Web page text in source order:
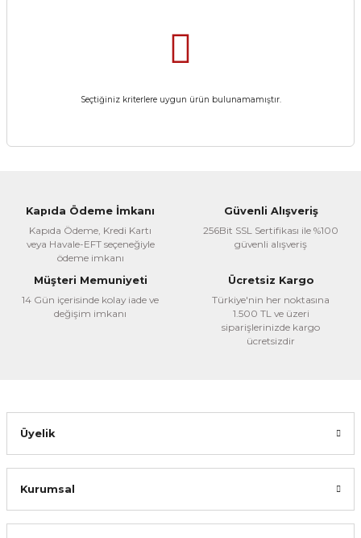
Seçtiğiniz kriterlere uygun ürün bulunamamıştır.
Kapıda Ödeme İmkanı
Kapıda Ödeme, Kredi Kartı
veya Havale-EFT seçeneğiyle
ödeme imkanı
Güvenli Alışveriş
256Bit SSL Sertifikası ile %100
güvenli alışveriş
Müşteri Memuniyeti
14 Gün içerisinde kolay iade ve
değişim imkanı
Ücretsiz Kargo
Türkiye'nin her noktasına
1.500 TL ve üzeri
siparişlerinizde kargo
ücretsizdir
Üyelik
Kurumsal